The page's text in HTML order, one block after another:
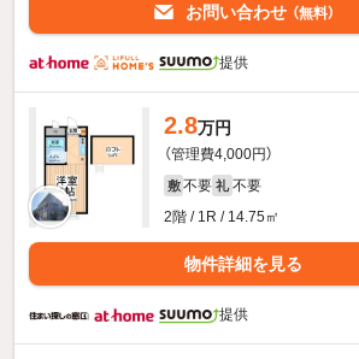
お問い合わせ （無料）
提供
2.8万円
（管理費4,000円）
敷 不要 礼 不要
2階 / 1R / 14.75㎡
物件詳細を見る
提供